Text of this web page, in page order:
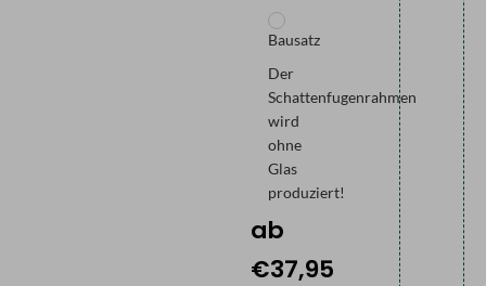
Bausatz
Der
Schattenfugenrahmen
wird
ohne
Glas
produziert!
ab
€37,95